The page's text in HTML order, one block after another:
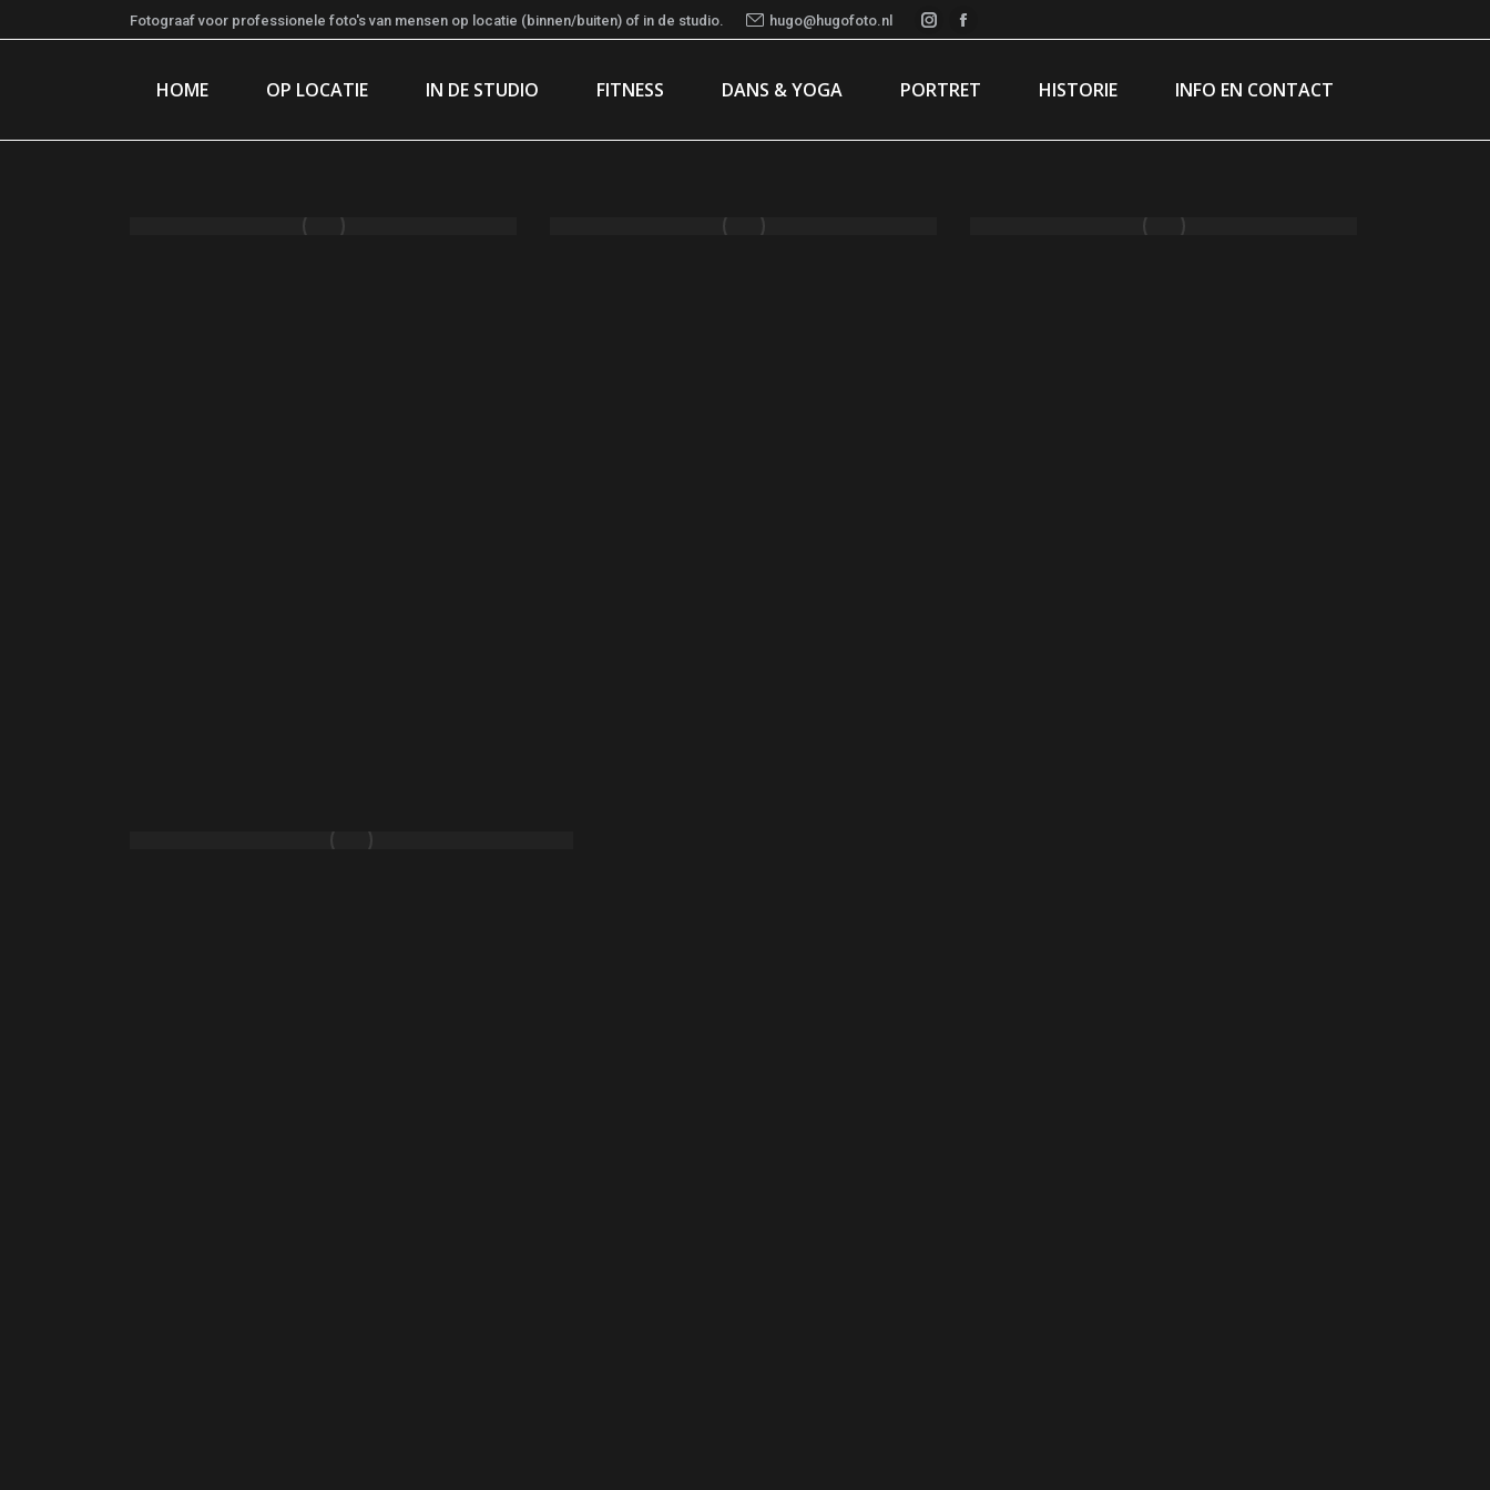
Fotograaf voor professionele foto's van mensen op locatie (binnen/buiten) of in de studio. hugo@hugofoto.nl
Instagram
opens
new
Facebook
opens
new
HOME OP LOCATIE IN DE STUDIO FITNESS DANS & YOGA PORTRET HISTORIE INFO EN CONTACT